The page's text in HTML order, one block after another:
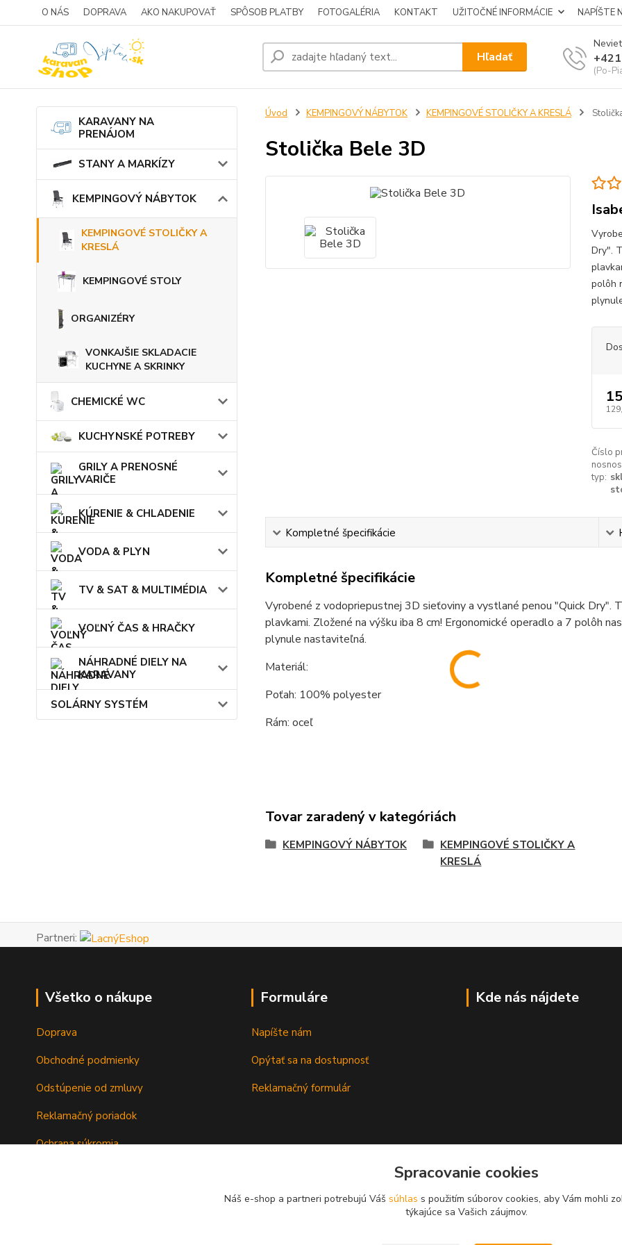
O NÁS DOPRAVA AKO NAKUPOVAŤ SPÔSOB PLATBY FOTOGALÉRIA KONTAKT UŽITOČNÉ INFORMÁCIE NAPÍŠTE
Hľadať
(Po-
KARAVANY NA
PRENÁJOM
STANY A MARKÍZY
KEMPINGOVÝ NÁBYTOK
KEMPINGOVÉ STOLIČKY A
KRESLÁ
KEMPINGOVÉ STOLY
ORGANIZÉRY
VONKAJŠIE SKLADACIE
KUCHYNE A SKRINKY
CHEMICKÉ WC
KUCHYNSKÉ POTREBY
GRILY A PRENOSNÉ
VARIČE
KÚRENIE & CHLADENIE
VODA & PLYN
TV & SAT & MULTIMÉDIA
VOĽNÝ ČAS & HRAČKY
NÁHRADNÉ DIELY NA
KARAVANY
SOLÁRNY SYSTÉM
Úvod KEMPINGOVÝ NÁBYTOK KEMPINGOVÉ STOLIČKY A KRESLÁ
Stolička Bele 3D
Dry".
polôh
Číslo
typ:
Kompletné špecifikácie
Kompletné špecifikácie
Vyrobené z vodopriepustnej 3D sieťoviny a vystlané penou "Quick Dry".
plavkami. Zložené na výšku iba 8 cm! Ergonomické operadlo a 7 polôh
plynule nastaviteľná.
Materiál:
Poťah: 100% polyester
Rám: oceľ
Tovar zaradený v kategóriách
KEMPINGOVÝ NÁBYTOK
KEMPINGOVÉ STOLIČKY A
KRESLÁ
Partneri:
Všetko o nákupe
Doprava
Obchodné podmienky
Odstúpenie od zmluvy
Reklamačný poriadok
Ochrana súkromia
Formuláre
Napíšte nám
Opýtať sa na dostupnosť
Reklamačný formulár
Kde nás nájdete
Spracovanie cookies
Náš e-shop a partneri potrebujú Váš súhlas s použitím súborov cookies, aby Vám mohli
týkajúce sa Vašich záujmov.